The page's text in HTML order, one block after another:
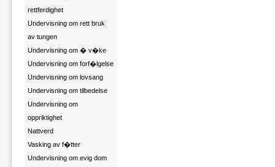
rettferdighet
Undervisning om rett bruk
av tungen
Undervisning om � v�ke
Undervisning om forf�lgelse
Undervisning om lovsang
Undervisning om tilbedelse
Undervisning om
oppriktighet
Nattverd
Vasking av f�tter
Undervisning om evig dom